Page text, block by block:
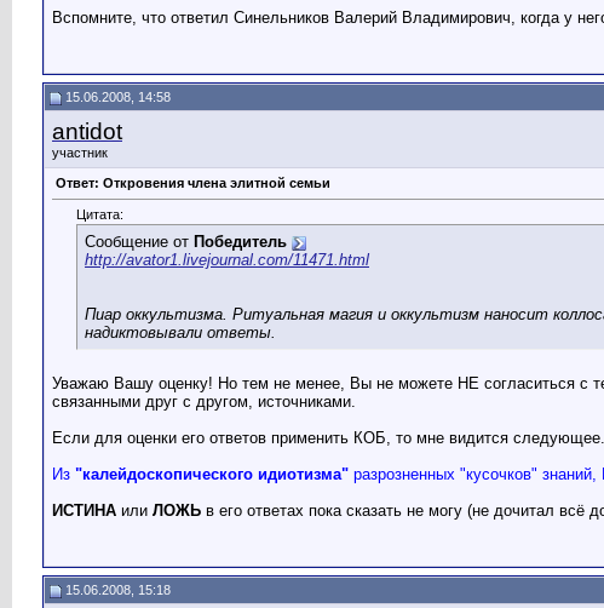
Вспомните, что ответил Синельников Валерий Владимирович, когда у
15.06.2008, 14:58
antidot
участник
Ответ: Откровения члена элитной семьи
Цитата:
Сообщение от Победитель
http://avator1.livejournal.com/11471.html
Пиар оккультизма. Ритуальная магия и оккультизм наносит
надиктовывали ответы.
Уважаю Вашу оценку! Но тем не менее, Вы не можете НЕ согласиться с
связанными друг с другом, источниками.
Если для оценки его ответов применить КОБ, то мне видится следующее.
Из "калейдоскопического идиотизма" разрозненных "кусочков"
ИСТИНА или ЛОЖЬ в его ответах пока сказать не могу (не дочитал всё
15.06.2008, 15:18